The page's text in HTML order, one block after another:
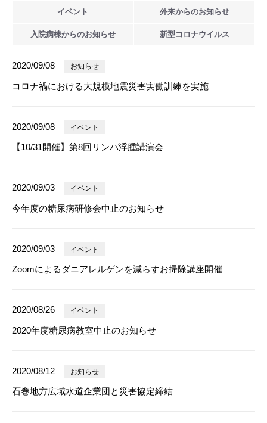
イベント 外来からのお知らせ
入院病棟からのお知らせ 新型 コロナウイルス
2020/09/08 お知らせ
コロナ禍における大規模地震災害実働訓練を実施
2020/09/08 イベント
【10/31開催】第8回リンパ浮腫講演会
2020/09/03 イベント
今年度の糖尿病研修会中止のお知らせ
2020/09/03 イベント
Zoomによるダニアレルゲンを減らすお掃除講座開催
2020/08/26 イベント
2020年度糖尿病教室中止のお知らせ
2020/08/12 お知らせ
石巻地方広域水道企業団と災害協定締結